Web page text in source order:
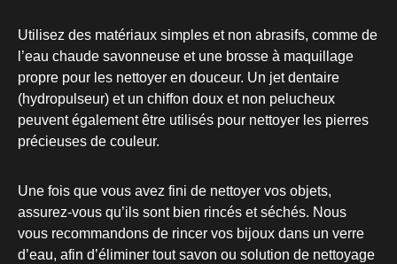
Utilisez des matériaux simples et non abrasifs, comme de
l’eau chaude savonneuse et une brosse à maquillage
propre pour les nettoyer en douceur. Un jet dentaire
(hydropulseur) et un chiffon doux et non pelucheux
peuvent également être utilisés pour nettoyer les pierres
précieuses de couleur.
Une fois que vous avez fini de nettoyer vos objets,
assurez-vous qu’ils sont bien rincés et séchés. Nous
vous recommandons de rincer vos bijoux dans un verre
d’eau, afin d’éliminer tout savon ou solution de nettoyage